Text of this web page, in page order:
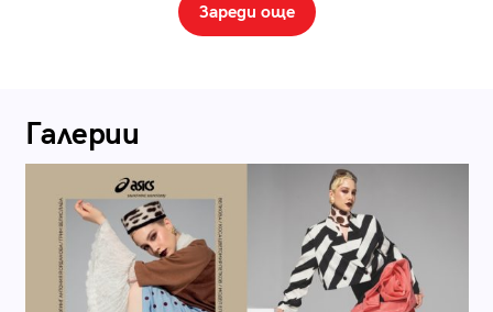
Зареди още
Галерии